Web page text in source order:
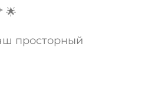
🌟
просторный